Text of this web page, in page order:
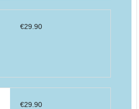
€29.90
€29.90